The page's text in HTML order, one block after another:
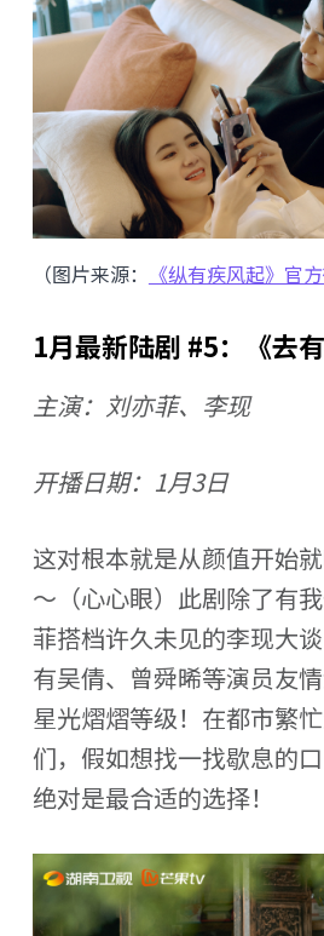
（图片来源： 《纵有疾风起》官
1月最新陆剧 #5：《去
主演：刘亦菲、李现
开播日期：1月3日
这对根本就是从颜值开始
～（心心眼）此剧除了有
菲搭档许久未见的李现大
有吴倩、曾舜晞等演员友
星光熠熠等级！在都市繁
们，假如想找一找歇息的
绝对是最合适的选择！